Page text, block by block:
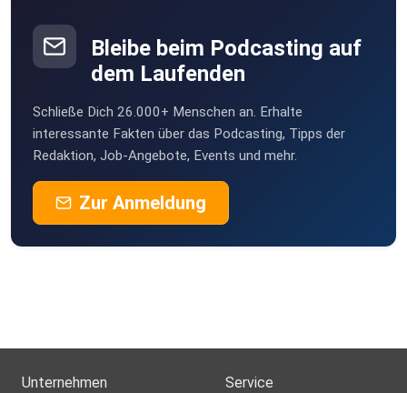
Bleibe beim Podcasting auf
dem Laufenden
Schließe Dich 26.000+ Menschen an. Erhalte
interessante Fakten über das Podcasting, Tipps der
Redaktion, Job-Angebote, Events und mehr.
Zur Anmeldung
Unternehmen Service